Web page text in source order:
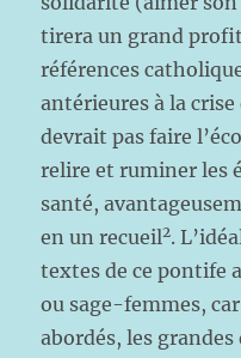
tirera un grand
références
antérieures à la crise
devrait pas faire
relire et ruminer les
santé,
en un recueil2.
textes de ce pontife
ou sage-femmes,
abordés, les